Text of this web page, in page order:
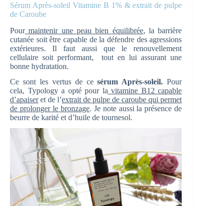
Sérum Après-soleil Vitamine B 1% & extrait de pulpe
de Caroube
Pourmaintenir une peau bien équilibrée, la barrière
cutanée soit être capable de la défendre des agressions
extérieures. Il faut aussi que le renouvellement
cellulaire soit performant, tout en lui assurant une
bonne hydratation.
Ce sont les vertus de cesérum Après-soleil. Pour
cela, Typology a opté pour la vitamine B12 capable
d’apaiseret de l’extrait de pulpe de caroube qui permet
de prolonger le bronzage. Je note aussi la présence de
beurre de karité et d’huile de tournesol.